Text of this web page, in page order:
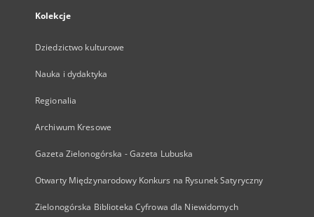
Kolekcje
Dziedzictwo kulturowe
Nauka i dydaktyka
Regionalia
Archiwum Kresowe
Gazeta Zielonogórska - Gazeta Lubuska
Otwarty Międzynarodowy Konkurs na Rysunek Satyryczny
Zielonogórska Biblioteka Cyfrowa dla Niewidomych